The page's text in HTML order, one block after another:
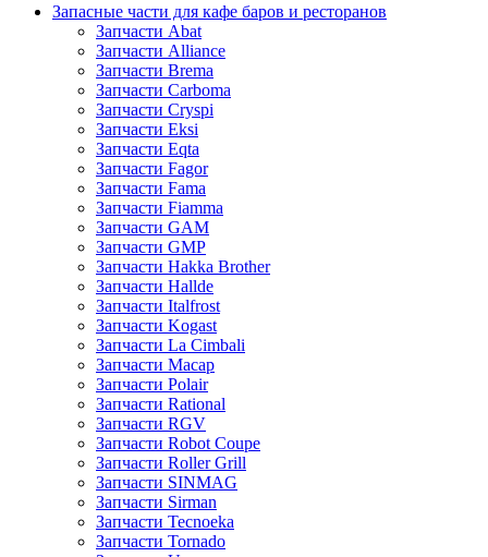
Запасные части для кафе баров и ресторанов
Запчасти Abat
Запчасти Alliance
Запчасти Brema
Запчасти Carboma
Запчасти Cryspi
Запчасти Eksi
Запчасти Eqta
Запчасти Fagor
Запчасти Fama
Запчасти Fiamma
Запчасти GAM
Запчасти GMP
Запчасти Hakka Brother
Запчасти Hallde
Запчасти Italfrost
Запчасти Kogast
Запчасти La Cimbali
Запчасти Macap
Запчасти Polair
Запчасти Rational
Запчасти RGV
Запчасти Robot Coupe
Запчасти Roller Grill
Запчасти SINMAG
Запчасти Sirman
Запчасти Tecnoeka
Запчасти Tornado